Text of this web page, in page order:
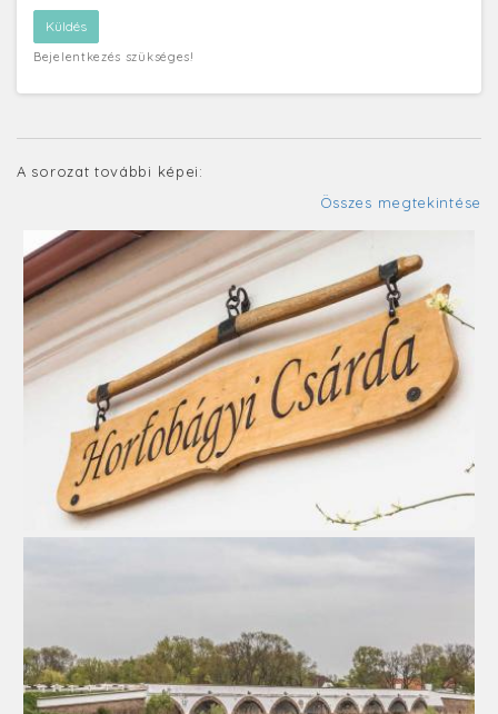
Bejelentkezés szükséges!
A sorozat további képei:
Összes megtekintése